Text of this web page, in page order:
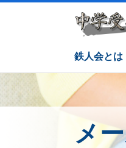
鉄人会とは
サピッ
栄光ゼ
メ